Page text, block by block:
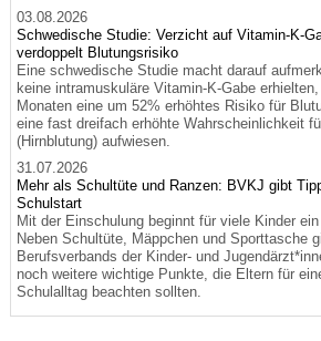
03.08.2026
Schwedische Studie: Verzicht auf Vitamin-K-
verdoppelt Blutungsrisiko
Eine schwedische Studie macht darauf
keine intramuskuläre Vitamin-K-Gabe
Monaten eine um 52% erhöhtes Risiko für
eine fast dreifach erhöhte Wahrscheinlichkeit
(Hirnblutung) aufwiesen.
31.07.2026
Mehr als Schultüte und Ranzen: BVKJ gibt
Schulstart
Mit der Einschulung beginnt für viele Kinder
Neben Schultüte, Mäppchen und Sporttasche
Berufsverbands der Kinder- und
noch weitere wichtige Punkte, die Eltern für
Schulalltag beachten sollten.